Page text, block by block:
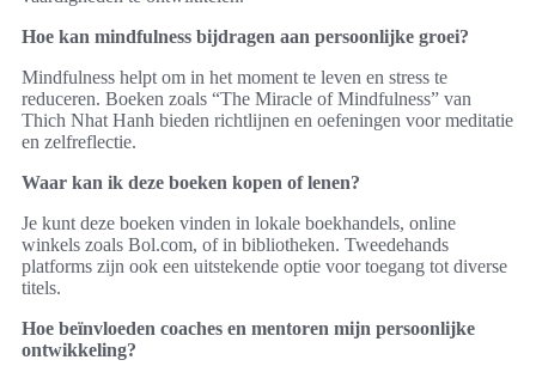
Hoe kan mindfulness bijdragen aan persoonlijke groei?
Mindfulness helpt om in het moment te leven en stress te
reduceren. Boeken zoals “The Miracle of Mindfulness” van
Thich Nhat Hanh bieden richtlijnen en oefeningen voor meditatie
en zelfreflectie.
Waar kan ik deze boeken kopen of lenen?
Je kunt deze boeken vinden in lokale boekhandels, online
winkels zoals Bol.com, of in bibliotheken. Tweedehands
platforms zijn ook een uitstekende optie voor toegang tot diverse
titels.
Hoe beïnvloeden coaches en mentoren mijn persoonlijke
ontwikkeling?